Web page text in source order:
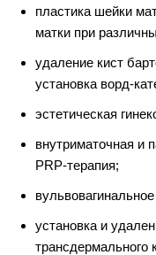
пластика шейки
матки при
удаление кист
установка ворд-
эстетическая
внутриматочная и
PRP-терапия;
установка и
трансдермального